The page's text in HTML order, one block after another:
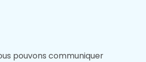
pouvons communiquer